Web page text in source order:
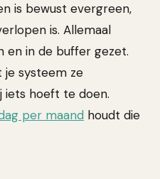
is bewust evergreen,
is. Allemaal
en in de buffer gezet.
je systeem ze
iets hoeft te doen.
per maand houdt die